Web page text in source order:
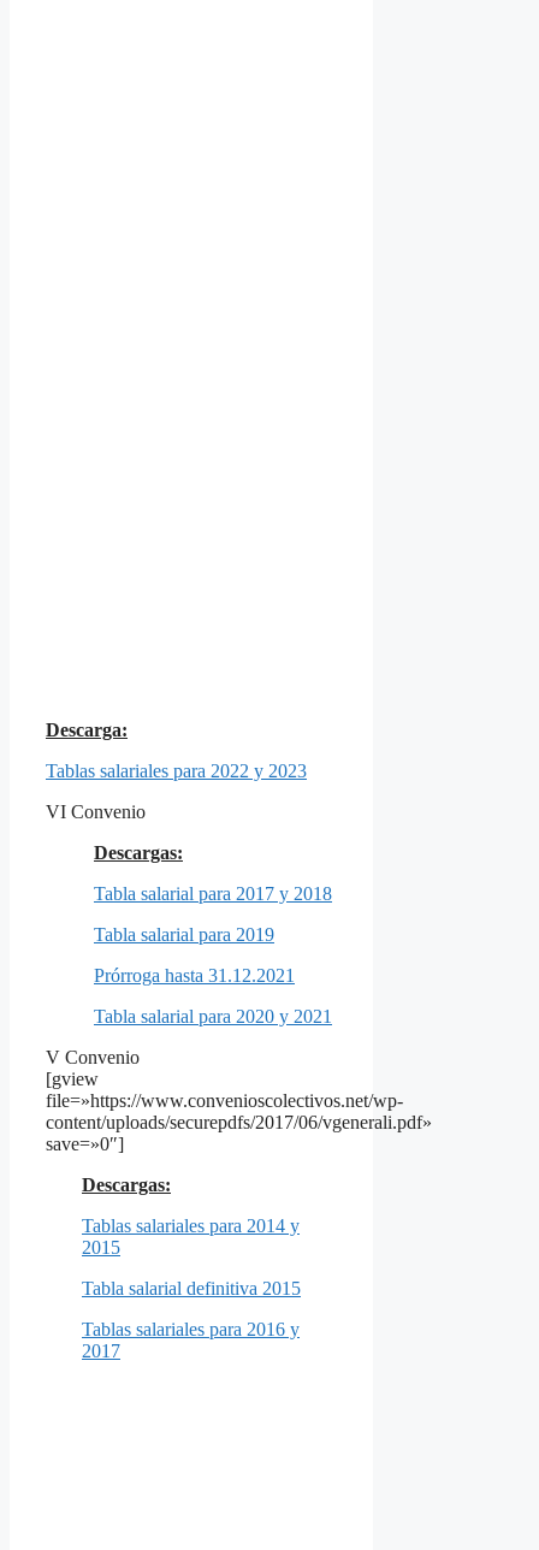
Descarga:
Tablas salariales para 2022 y 2023
VI Convenio
Descargas:
Tabla salarial para 2017 y 2018
Tabla salarial para 2019
Prórroga hasta 31.12.2021
Tabla salarial para 2020 y 2021
V Convenio
[gview
file=»https://www.convenioscolectivos.net/wp-
content/uploads/securepdfs/2017/06/vgenerali.pdf»
save=»0″]
Descargas:
Tablas salariales para 2014 y
2015
Tabla salarial definitiva 2015
Tablas salariales para 2016 y
2017